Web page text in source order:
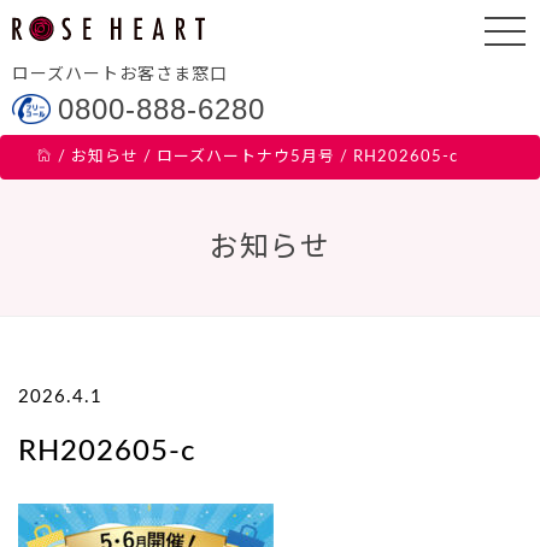
ローズハートお客さま窓口
0800-888-6280
/ お知らせ / ローズハートナウ5月号 / RH202605-c
お知らせ
2026.4.1
RH202605-c